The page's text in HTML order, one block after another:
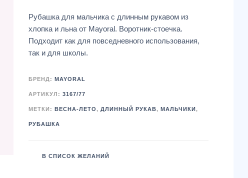
Рубашка для мальчика с длинным рукавом из
хлопка и льна от Mayoral. Воротник-стоечка.
Подходит как для повседневного использования,
так и для школы.
БРЕНД: MAYORAL
АРТИКУЛ: 3167/77
МЕТКИ: ВЕСНА-ЛЕТО, ДЛИННЫЙ РУКАВ, МАЛЬЧИКИ ,
РУБАШКА
В СПИСОК ЖЕЛАНИЙ